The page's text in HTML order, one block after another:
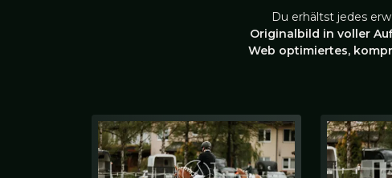
Du erhältst jedes
Originalbild in voller
Web optimiertes,